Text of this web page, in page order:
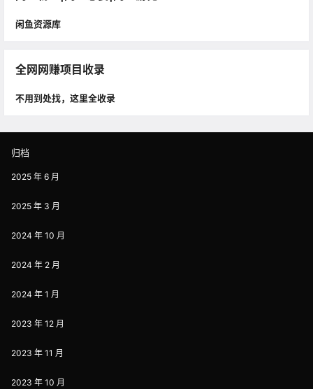
闲鱼资源库
全网网赚项目收录
不用到处找，这里全收录
归档
2025 年 6 月
2025 年 3 月
2024 年 10 月
2024 年 2 月
2024 年 1 月
2023 年 12 月
2023 年 11 月
2023 年 10 月